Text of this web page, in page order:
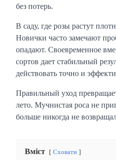
без потерь.
В саду, где розы растут
Новички часто замечают
опадают. Своевременное
сортов дает стабильный
действовать точно и
Правильный уход
лето. Мучнистая роса не
больше никогда не
Вміст Сховати